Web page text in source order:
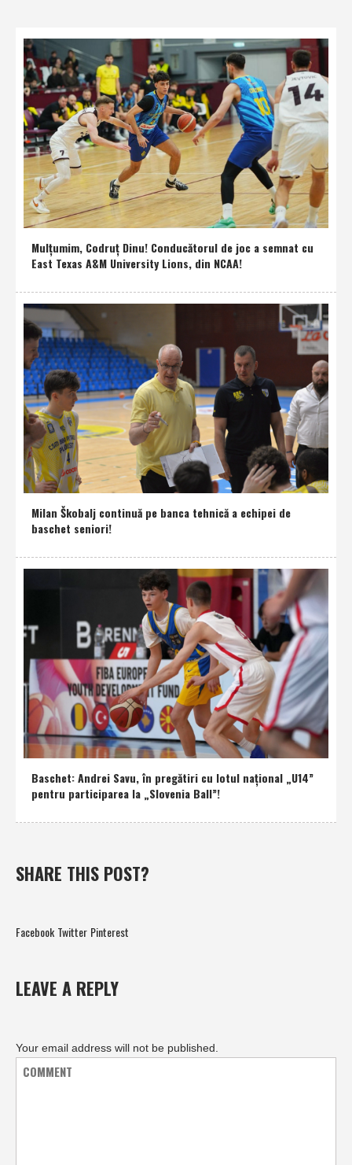
Mulţumim, Codruţ Dinu! Conducătorul de joc a semnat cu
East Texas A&M University Lions, din NCAA!
Milan Škobalj continuă pe banca tehnică a echipei de
baschet seniori!
Baschet: Andrei Savu, în pregătiri cu lotul naţional „U14”
pentru participarea la „Slovenia Ball”!
SHARE THIS POST?
Facebook Twitter Pinterest
LEAVE A REPLY
Your email address will not be published.